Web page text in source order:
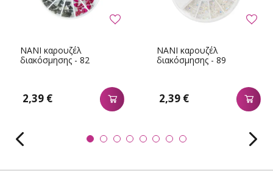
NANI καρουζέλ
διακόσμησης - 82
2,39 €
NANI καρουζέλ
διακόσμησης - 89
2,39 €